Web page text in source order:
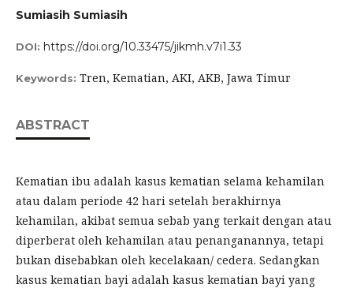
Sumiasih Sumiasih
DOI: https://doi.org/10.33475/jikmh.v7i1.33
Keywords: Tren, Kematian, AKI, AKB, Jawa Timur
ABSTRACT
Kematian ibu adalah kasus kematian selama kehamilan
atau dalam periode 42 hari setelah berakhirnya
kehamilan, akibat semua sebab yang terkait dengan atau
diperberat oleh kehamilan atau penanganannya, tetapi
bukan disebabkan oleh kecelakaan/ cedera. Sedangkan
kasus kematian bayi adalah kasus kematian bayi yang